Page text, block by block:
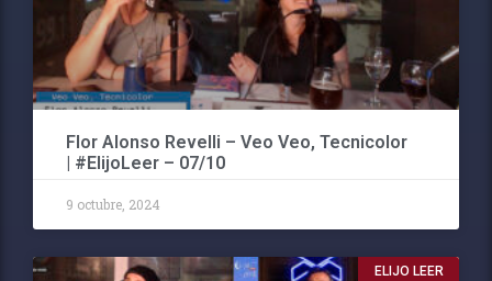
Flor Alonso Revelli – Veo Veo, Tecnicolor
| #ElijoLeer – 07/10
9 octubre, 2024
ELIJO LEER